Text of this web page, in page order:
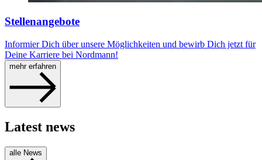
Stellenangebote
Informier Dich über unsere Möglichkeiten und bewirb Dich jetzt für
Deine Karriere bei Nordmann!
mehr erfahren
Latest news
alle News